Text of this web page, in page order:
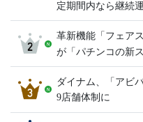
定期間内なら継続
革新機能「フェア
が「パチンコの新
ダイナム、「アビ
9店舗体制に